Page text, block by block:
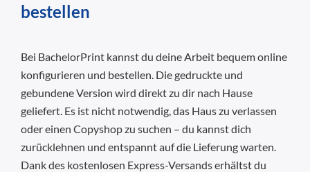
bestellen
Bei BachelorPrint kannst du deine Arbeit bequem online
konfigurieren und bestellen. Die gedruckte und
gebundene Version wird direkt zu dir nach Hause
geliefert. Es ist nicht notwendig, das Haus zu verlassen
oder einen Copyshop zu suchen – du kannst dich
zurücklehnen und entspannt auf die Lieferung warten.
Dank des kostenlosen Express-Versands erhältst du